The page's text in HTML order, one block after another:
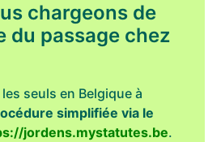
chargeons de
du passage chez
seuls en Belgique à
simplifiée via le
jordens.mystatutes.be.